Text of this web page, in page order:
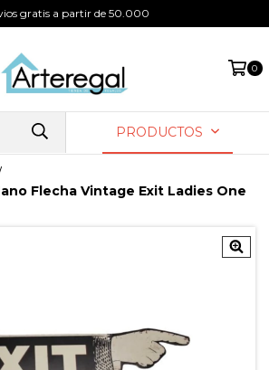
gratis a partir de 50.000
0
PRODUCTOS
Flecha Vintage Exit Ladies One